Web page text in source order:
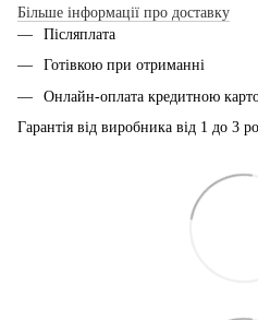
Більше інформації про доставку
Післяплата
Готівкою при отриманні
Онлайн-оплата кредитною
Гарантія від виробника від 1 до 3